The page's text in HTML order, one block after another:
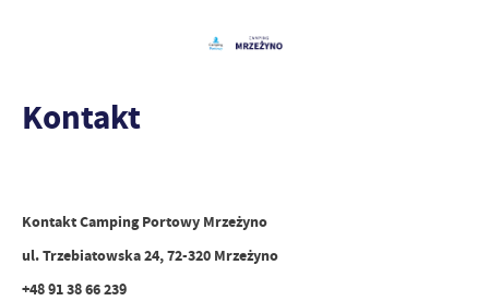
Kontakt
Kontakt Camping Portowy Mrzeżyno
ul. Trzebiatowska 24, 72-320 Mrzeżyno
+48 91 38 66 239